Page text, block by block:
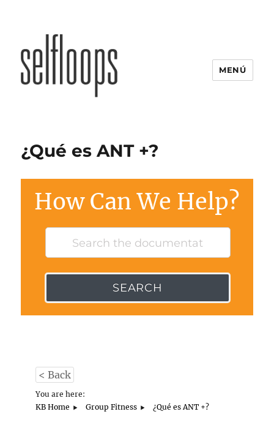
MENÚ
¿Qué es ANT +?
How Can We Help?
SEARCH
< Back
You are here:
KB Home
Group Fitness ¿Qué es ANT +?